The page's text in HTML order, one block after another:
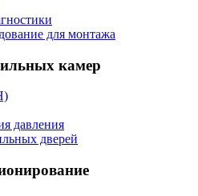
для монтажа
камер
давления
дверей